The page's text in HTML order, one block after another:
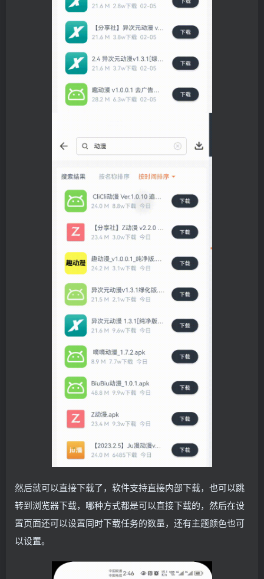
然后就可以直接下载了，软件支持直接内部下载，也可以跳
转到浏览器下载，哪种方式都是可以直接下载的，然后在设
置页面还可以设置同时下载任务的数量，还有主题颜色也可
以设置。